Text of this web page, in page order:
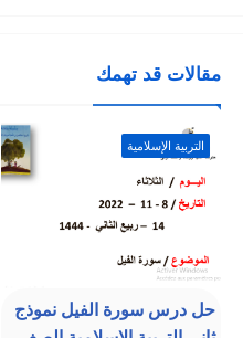
مقالات قد تهمك
التربية الإسلامية
حل درس سورة الفيل نموذج